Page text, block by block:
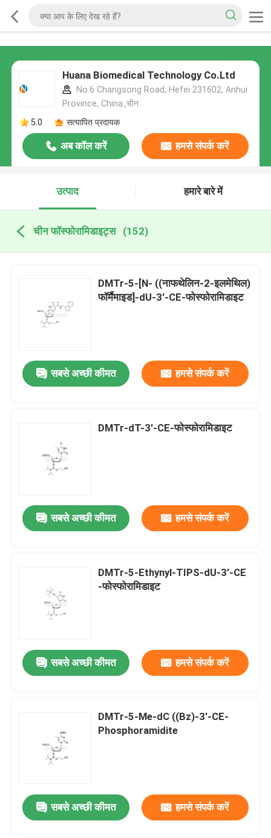
Huana Biomedical Technology Co.Ltd
No.6 Changsong Road, Hefei 231602, Anhui
Province, China.,चीन
5.0
सत्यापित प्रदायक
अब कॉल करें हमसे संपर्क करें
उत्पाद हमारे बारे में
चीन फॉस्फोरामिडाइट्स (152)
DMTr-5-[N- ((नाफथेलिन-2-इलमेथिल)
फॉर्मैमाइड]-dU-3'-CE-फोस्फोरामिडाइट
सबसे अच्छी कीमत हमसे संपर्क करें
DMTr-dT-3'-CE-फोस्फोरामिडाइट
सबसे अच्छी कीमत हमसे संपर्क करें
DMTr-5-Ethynyl-TIPS-dU-3'-CE
-फोस्फोरामिडाइट
सबसे अच्छी कीमत हमसे संपर्क करें
DMTr-5-Me-dC ((Bz)-3'-CE-
Phosphoramidite
सबसे अच्छी कीमत हमसे संपर्क करें